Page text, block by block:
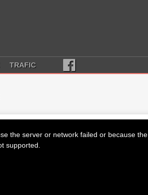
TRAFIC
the server or network failed or because the
supported.